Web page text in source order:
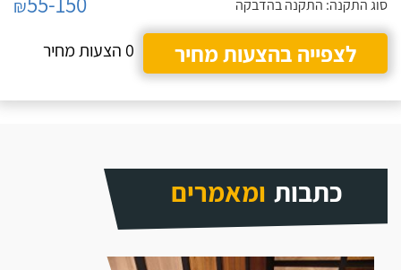
סוג התקנה: התקנה בהדבקה
₪
לצפייה בהצעות מחיר
0 הצעות מחיר
כתבות ומאמרים